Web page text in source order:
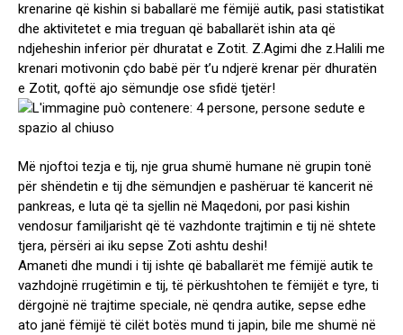
krenarine që kishin si baballarë me fëmijë autik, pasi statistikat
dhe aktivitetet e mia treguan që baballarët ishin ata që
ndjeheshin inferior për dhuratat e Zotit. Z.Agimi dhe z.Halili me
krenari motivonin çdo babë për t’u ndjerë krenar për dhuratën
e Zotit, qoftë ajo sëmundje ose sfidë tjetër!
Më njoftoi tezja e tij, nje grua shumë humane në grupin tonë
për shëndetin e tij dhe sëmundjen e pashëruar të kancerit në
pankreas, e luta që ta sjellin në Maqedoni, por pasi kishin
vendosur familjarisht që të vazhdonte trajtimin e tij në shtete
tjera, përsëri ai iku sepse Zoti ashtu deshi!
Amaneti dhe mundi i tij ishte që baballarët me fëmijë autik te
vazhdojnë rrugëtimin e tij, të përkushtohen te fëmijët e tyre, ti
dërgojnë në trajtime speciale, në qendra autike, sepse edhe
ato janë fëmijë të cilët botës mund ti japin, bile me shumë në